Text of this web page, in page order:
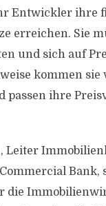
Entwickler ihre
erreichen. Sie
und sich auf
kommen sie
passen ihre
Leiter
Bank,
die